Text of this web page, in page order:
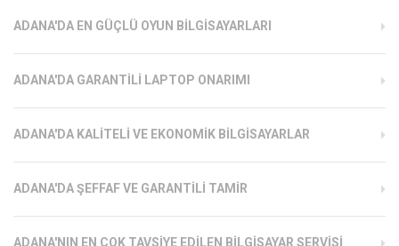
ADANA'DA EN GÜÇLÜ OYUN BILGISAYARLARI
ADANA'DA GARANTILI LAPTOP ONARIMI
ADANA'DA KALITELI VE EKONOMIK BILGISAYARLAR
ADANA'DA ŞEFFAF VE GARANTILI TAMIR
ADANA'NIN EN ÇOK TAVSIYE EDILEN BILGISAYAR SERVISI